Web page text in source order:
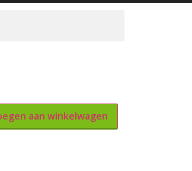
aan winkelwagen